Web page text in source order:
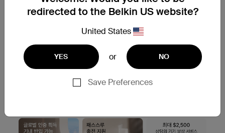
redirected to the Belkin US website?
United States
YES or NO
Save Preferences
법 같은 Disney 디자인이 특징입니다.